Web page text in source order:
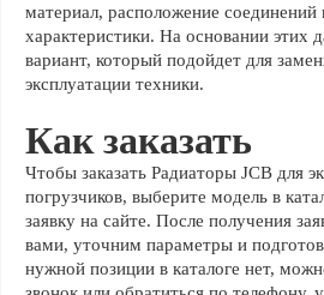
материал, расположение соединений
характеристики. На основании этих
вариант, который подойдет для
эксплуатации техники.
Как заказать
Чтобы заказать Радиаторы JCB для
погрузчиков, выберите модель в
заявку на сайте. После получения
вами, уточним параметры и
нужной позиции в каталоге нет,